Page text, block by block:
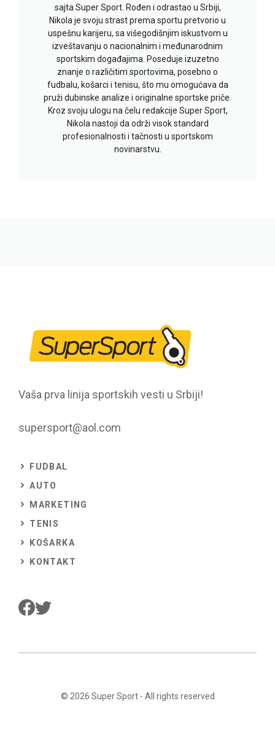
sajta Super Sport. Rođen i odrastao u Srbiji,
Nikola je svoju strast prema sportu pretvorio u
uspešnu karijeru, sa višegodišnjim iskustvom u
izveštavanju o nacionalnim i međunarodnim
sportskim događajima. Poseduje izuzetno
znanje o različitim sportovima, posebno o
fudbalu, košarci i tenisu, što mu omogućava da
pruži dubinske analize i originalne sportske priče.
Kroz svoju ulogu na čelu redakcije Super Sport,
Nikola nastoji da održi visok standard
profesionalnosti i tačnosti u sportskom
novinarstvu.
Vaša prva linija sportskih vesti u Srbiji!
supersport@aol.com
FUDBAL
AUTO
MARKETING
TENIS
KOŠARKA
KONTAKT
© 2026 Super Sport- All rights reserved